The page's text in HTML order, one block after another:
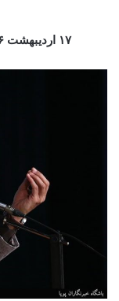
۱۷ اردیبهشت ۹۶ – اصفهان، خوراسگان، مسجد العباد